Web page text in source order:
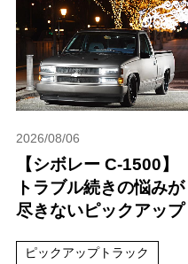
2026/08/06
【シボレー C-1500】
トラブル続きの悩みが
尽きないピックアップ
ピックアップトラック